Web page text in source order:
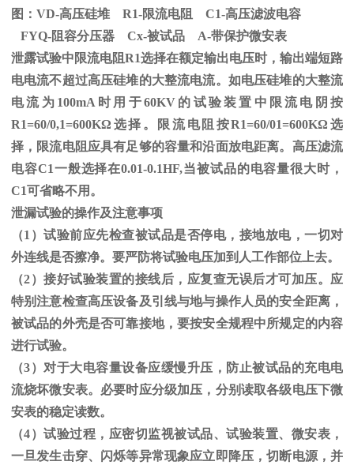
图： VD-高压硅堆 R1-限流电阻 C1-高压滤波电容
FYQ-阻容分压器 Cx-被试品 A-带保护微安表
泄露试验中限流电阻R1选择在额定输出电压时，输出端短路
电电流不超过高压硅堆的大整流电流。如电压硅堆的大整流
电流为 100mA 时用于60KV的试验装置中限流电阴按
R1=60/0,1=600KΩ 选择。限流电阻按R1=60/01=600KΩ选
择，限流电阻应具有足够的容量和沿面放电距离。高压滤流
电容C1一般选择在0.01-0.1HF,当被试品的电容量很大时，
C1可省略不用。
泄漏试验的操作及注意事项
（1）试验前应先检查被试品是否停电，接地放电，一切对
外连线是否擦净。要严防将试验电压加到人工作部位上去。
（2）接好试验装置的接线后，应复查无误后才可加压。应
特别注意检查高压设备及引线与地与操作人员的安全距离，
被试品的外壳是否可靠接地，要按安全规程中所规定的内容
进行试验。
（3）对于大电容量设备应缓慢升压，防止被试品的充电电
流烧坏微安表。必要时应分级加压，分别读取各级电压下微
安表的稳定读数。
（4）试验过程，应密切监视被试品、试验装置、微安表，
一旦发生击穿、闪烁等异常现象应立即降压，切断电源，并